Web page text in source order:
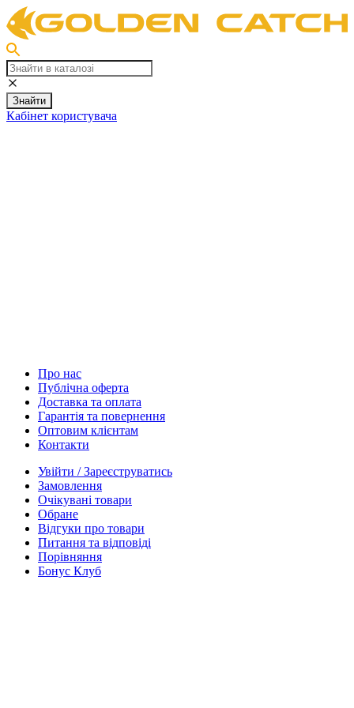
Знайти
Кабінет користувача
Про нас
Публічна оферта
Доставка та оплата
Гарантія та повернення
Оптовим клієнтам
Контакти
Увійти / Зареєструватись
Замовлення
Очікувані товари
Обране
Відгуки про товари
Питання та відповіді
Порівняння
Бонус Клуб